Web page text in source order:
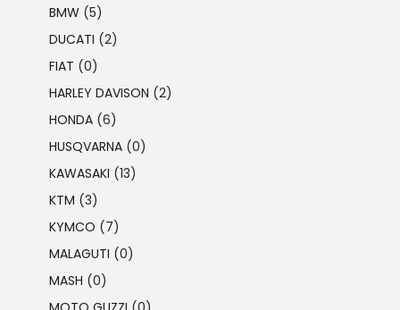
BMW (5)
DUCATI (2)
FIAT (0)
HARLEY DAVISON (2)
HONDA (6)
HUSQVARNA (0)
KAWASAKI (13)
KTM (3)
KYMCO (7)
MALAGUTI (0)
MASH (0)